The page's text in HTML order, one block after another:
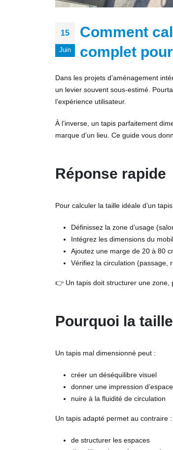
15
Juin
Comment
complet
Dans les projets d’aménagement
un levier souvent sous-estimé.
l’expérience utilisateur.
À l’inverse, un tapis parfaitement
marque d’un lieu. Ce guide vous
Réponse rapide
Pour calculer la taille idéale d’un
Définissez la zone d’usage
Intégrez les dimensions du
Ajoutez une marge de 20 à 80
Vérifiez la circulation (passage,
👉 Un tapis doit structurer une zone,
Pourquoi la
Un tapis mal dimensionné peut :
créer un déséquilibre visuel
donner une impression
nuire à la fluidité de circulation
Un tapis adapté permet au contraire :
de structurer les espaces